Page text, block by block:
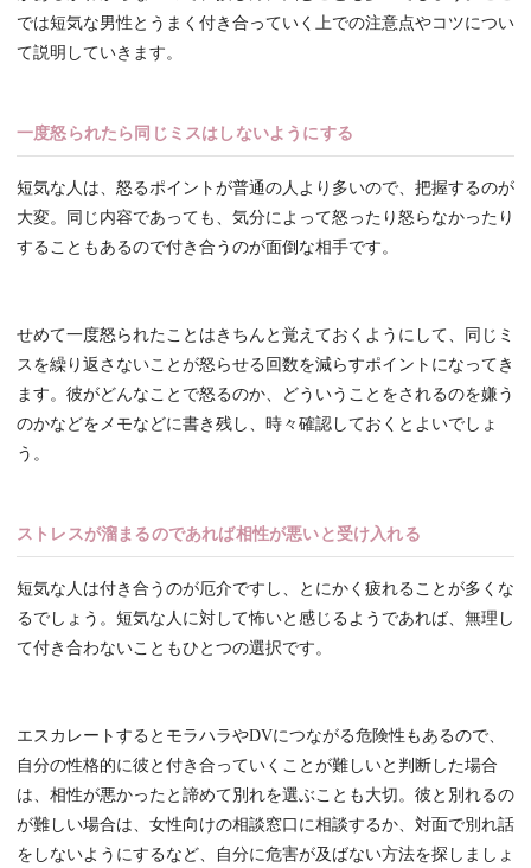
では短気な男性とうまく付き合っていく上での注意点やコツについ
て説明していきます。
一度怒られたら同じミスはしないようにする
短気な人は、怒るポイントが普通の人より多いので、把握するのが
大変。同じ内容であっても、気分によって怒ったり怒らなかったり
することもあるので付き合うのが面倒な相手です。
せめて一度怒られたことはきちんと覚えておくようにして、同じミ
スを繰り返さないことが怒らせる回数を減らすポイントになってき
ます。彼がどんなことで怒るのか、どういうことをされるのを嫌う
のかなどをメモなどに書き残し、時々確認しておくとよいでしょ
う。
ストレスが溜まるのであれば相性が悪いと受け入れる
短気な人は付き合うのが厄介ですし、とにかく疲れることが多くな
るでしょう。短気な人に対して怖いと感じるようであれば、無理し
て付き合わないこともひとつの選択です。
エスカレートするとモラハラやDVにつながる危険性もあるので、
自分の性格的に彼と付き合っていくことが難しいと判断した場合
は、相性が悪かったと諦めて別れを選ぶことも大切。彼と別れるの
が難しい場合は、女性向けの相談窓口に相談するか、対面で別れ話
をしないようにするなど、自分に危害が及ばない方法を探しましょ